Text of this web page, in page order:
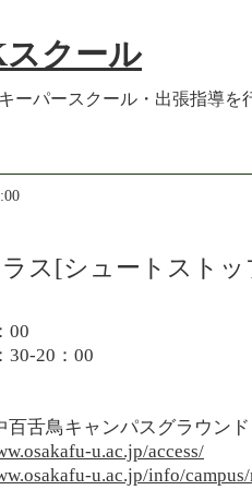
クール
ーパースクール・出張指導を
ス[シュートスト
20：00
舌鳥キャンパスグラウン
u.ac.jp/access/
u.ac.jp/info/